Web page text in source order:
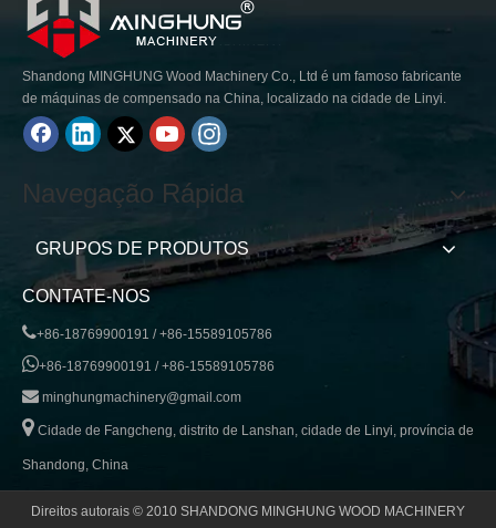
Shandong MINGHUNG Wood Machinery Co., Ltd é um famoso fabricante
de máquinas de compensado na China, localizado na cidade de Linyi.
Navegação Rápida
GRUPOS DE PRODUTOS
CONTATE-NOS
+86-18769900191 / +86-15589105786
+86-18769900191 / +86-15589105786
 minghungmachinery@gmail.com
 Cidade de Fangcheng, distrito de Lanshan, cidade de Linyi, província de
Shandong, China
Direitos autorais © 2010 SHANDONG MINGHUNG WOOD MACHINERY